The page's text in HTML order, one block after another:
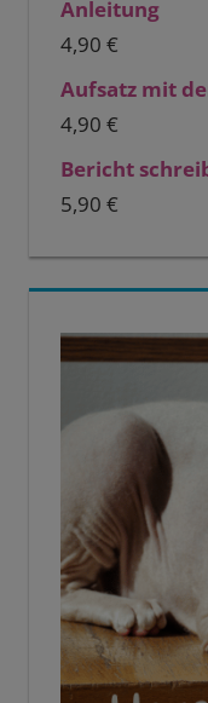
Anleitung
4,90 €
Aufsatz mit
4,90 €
Bericht
5,90 €